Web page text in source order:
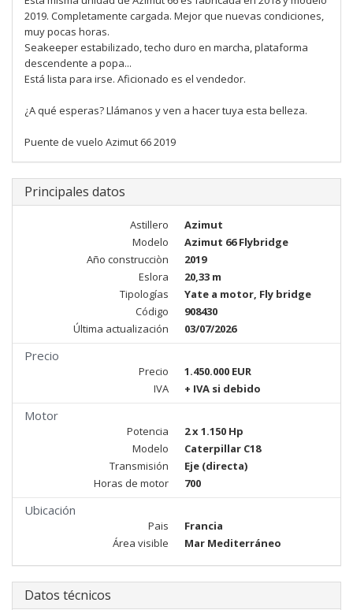
2019. Completamente cargada. Mejor que nuevas condiciones,
muy pocas horas.
Seakeeper estabilizado, techo duro en marcha, plataforma
descendente a popa...
Está lista para irse. Aficionado es el vendedor.
¿A qué esperas? Llámanos y ven a hacer tuya esta belleza.
Puente de vuelo Azimut 66 2019
Principales datos
Astillero
Azimut
Modelo
Azimut 66 Flybridge
Año construcciòn
2019
Eslora
20,33 m
Tipologías
Yate a motor, Fly bridge
Código
908430
Última actualización
03/07/2026
Precio
Precio
1.450.000 EUR
IVA
+ IVA si debido
Motor
Potencia
2 x 1.150 Hp
Modelo
Caterpillar C18
Transmisión
Eje (directa)
Horas de motor
700
Ubicación
Pais
Francia
Área visible
Mar Mediterráneo
Datos técnicos